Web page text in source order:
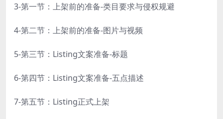
3-第一节：上架前的准备-类目要求与侵权规避
4-第二节：上架前的准备-图片与视频
5-第三节：Listing文案准备-标题
6-第四节：Listing文案准备-五点描述
7-第五节：Listing正式上架